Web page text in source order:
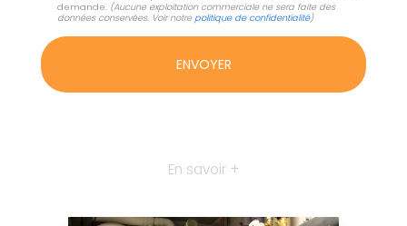
demande. (Aucune exploitation commerciale ne sera faite des
données conservées. Voir notrepolitique de confidentialité)
En savoir +